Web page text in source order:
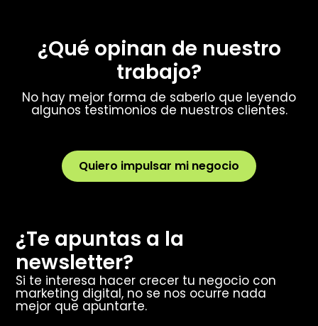
¿Qué opinan de nuestro
trabajo?
No hay mejor forma de saberlo que leyendo
algunos testimonios de nuestros clientes.
Quiero impulsar mi negocio
¿Te apuntas a la
newsletter?
Si te interesa hacer crecer tu negocio con
marketing digital, no se nos ocurre nada
mejor que apuntarte.